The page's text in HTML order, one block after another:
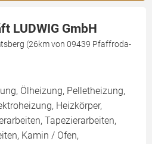
LUDWIG GmbH
(26km von 09439 Pfaffroda-
Ölheizung, Pelletheizung,
Heizkörper,
Tapezierarbeiten,
Kamin / Ofen,